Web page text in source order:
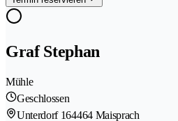
Graf Stephan
Mühle
Geschlossen
Unterdorf 164464 Maisprach